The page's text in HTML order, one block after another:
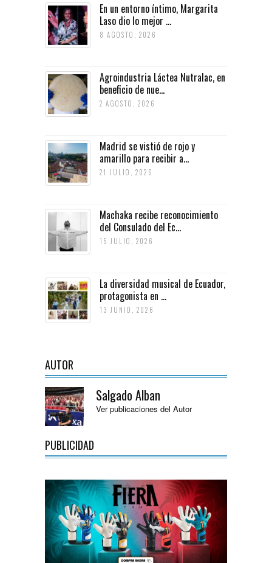
En un entorno íntimo, Margarita
Laso dio lo mejor ...
8 AGOSTO, 2026
Agroindustria Láctea Nutralac, en
beneficio de nue...
2 AGOSTO, 2026
Madrid se vistió de rojo y
amarillo para recibir a...
21 JULIO, 2026
Machaka recibe reconocimiento
del Consulado del Ec...
15 JULIO, 2026
La diversidad musical de Ecuador,
protagonista en ...
13 JUNIO, 2026
AUTOR
Salgado Alban
Ver publicaciones del Autor
PUBLICIDAD